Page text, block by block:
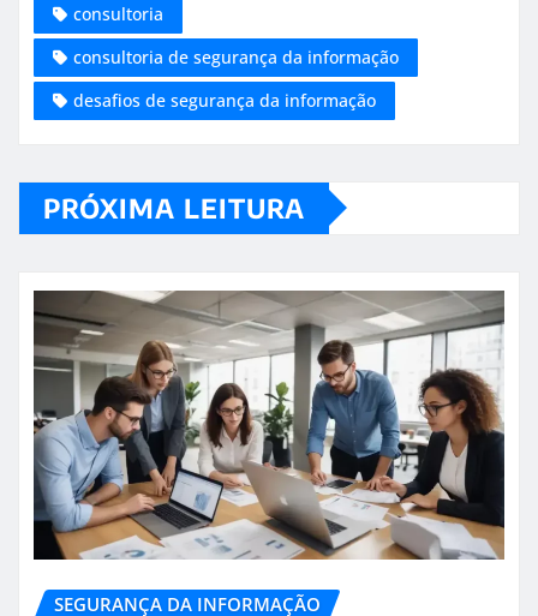
consultoria
consultoria de segurança da informação
desafios de segurança da informação
PRÓXIMA LEITURA
SEGURANÇA DA INFORMAÇÃO